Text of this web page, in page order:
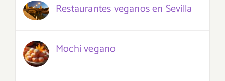
Restaurantes veganos en Sevilla
Mochi vegano